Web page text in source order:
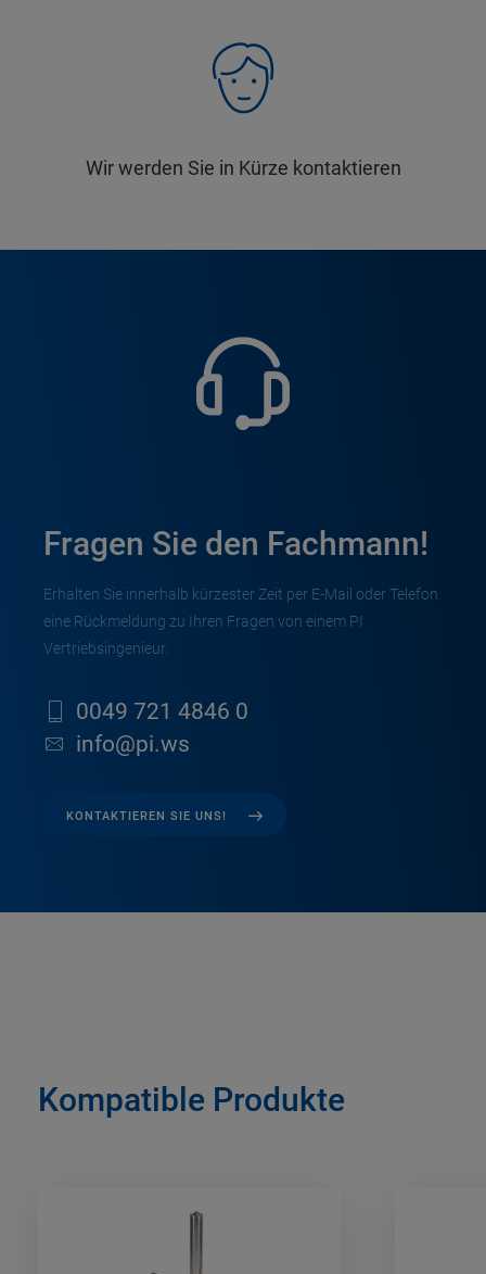
Wir werden Sie in Kürze kontaktieren
Fragen Sie den Fachmann!
Erhalten Sie innerhalb kürzester Zeit per E-Mail oder Telefon
eine Rückmeldung zu Ihren Fragen von einem PI
Vertriebsingenieur.
0049 721 4846 0
info@pi.ws
KONTAKTIEREN SIE UNS!
Kompatible Produkte